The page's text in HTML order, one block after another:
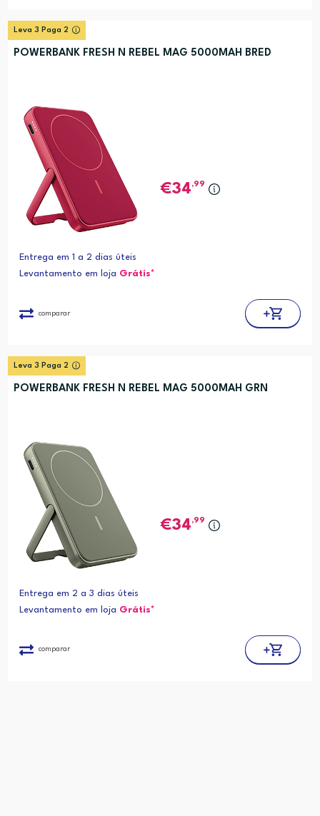
Leva 3 Paga 2
POWERBANK FRESH N REBEL MAG 5000MAH BRED
34,99
Entrega em 1 a 2 dias úteis
Levantamento em loja Grátis*
comparar
Leva 3 Paga 2
POWERBANK FRESH N REBEL MAG 5000MAH GRN
34,99
Entrega em 2 a 3 dias úteis
Levantamento em loja Grátis*
comparar